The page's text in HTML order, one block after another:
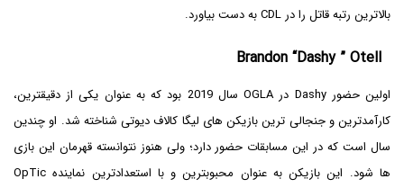
بالاترین رتبه قاتل را در CDL به دست بیاورد.
Brandon “Dashy ” Otell
اولین حضور Dashy در OGLA سال 2019 بود که به عنوان یکی از دقیقترین،
کارآمدترین و جنجالی ترین بازیکن های لیگا کالاف دیوتی شناخته شد. او چندین
سال است که در این مسابقات حضور دارد؛ ولی هنوز نتوانسته قهرمان این بازی
ها شود. این بازیکن به عنوان محبوبترین و با استعدادترین نماینده OpTic